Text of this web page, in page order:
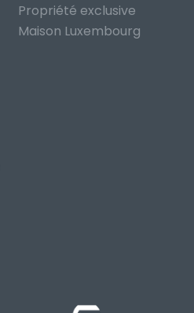
Propriété exclusive
Maison Luxembourg